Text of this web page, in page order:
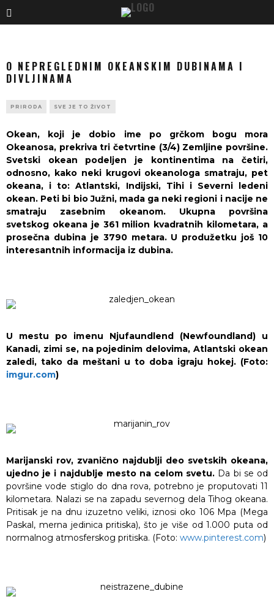
O NEPREGLEDNIM OKEANSKIM DUBINAMA I
DIVLJINAMA
PRIRODA SVE JE TO ŽIVOT
Okean, koji je dobio ime po grčkom bogu mora
Okeanosa, prekriva tri četvrtine (3/4) Zemljine površine.
Svetski okean podeljen je kontinentima na četiri,
odnosno, kako neki krugovi okeanologa smatraju, pet
okeana, i to: Atlantski, Indijski, Tihi i Severni ledeni
okean. Peti bi bio Južni, mada ga neki regioni i nacije ne
smatraju zasebnim okeanom. Ukupna površina
svetskog okeana je 361 milion kvadratnih kilometara, a
prosečna dubina je 3790 metara. U produžetku još 10
interesantnih informacija iz dubina.
U mestu po imenu Njufaundlend (Newfoundland) u
Kanadi, zimi se, na pojedinim delovima, Atlantski okean
zaledi, tako da meštani u to doba igraju hokej. (Foto:
imgur.com)
Marijanski rov, zvanično najdublji deo svetskih okeana,
ujedno je i najdublje mesto na celom svetu. Da bi se od
površine vode stiglo do dna rova, potrebno je proputovati 11
kilometara. Nalazi se na zapadu severnog dela Tihog okeana.
Pritisak je na dnu izuzetno veliki, iznosi oko 106 Mpa (Mega
Paskal, merna jedinica pritiska), što je više od 1.000 puta od
normalnog atmosferskog pritiska. (Foto: www.pinterest.com)